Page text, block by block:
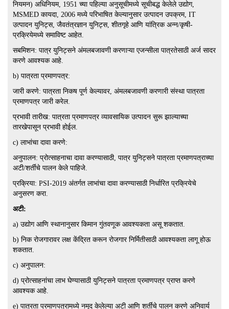
नियमन) अधिनियम, 1951 च्या पहिल्या अनुसूचीमध्ये सूचीबद्ध केलेले उद्योग,
MSMED कायदा, 2006 मध्ये परिभाषित केल्यानुसार उत्पादन उपक्रम, IT
उत्पादन युनिट्स, जैवतंत्रज्ञान युनिट्स, शीतगृहे आणि यांत्रिक अन्न/कृषी-
प्रक्रियेमध्ये समाविष्ट आहेत.
सबमिशन: पात्र युनिट्सने अंमलबजावणी करणाऱ्या एजन्सीला पात्रतेसाठी अर्ज सादर
करणे आवश्यक आहे.
b) पात्रता प्रमाणपत्र:
जारी करणे: पात्रता निकष पूर्ण केल्यावर, अंमलबजावणी करणारी संस्था पात्रता
प्रमाणपत्र जारी करेल.
प्रभावी तारीख: पात्रता प्रमाणपत्र व्यावसायिक उत्पादन सुरू झाल्याच्या
तारखेपासून प्रभावी होईल.
c) लाभांचा दावा करणे:
अनुपालन: प्रोत्साहनाचा दावा करण्यासाठी, पात्र युनिट्सने पात्रता प्रमाणपत्राच्या
अटी/शर्तींचे पालन केले पाहिजे.
प्रक्रिया: PSI-2019 अंतर्गत लाभांचा दावा करण्यासाठी निर्धारित प्रक्रियेचे
अनुसरण करा.
अटी:
a) उद्योग आणि स्थानानुसार किमान गुंतवणूक आवश्यकता असू शकतात.
b) निक रोजगारावर लक्ष केंद्रित करून रोजगार निर्मितीसाठी आवश्यकता लागू होऊ
शकतात.
c) अनुपालन:
d) प्रोत्साहनांचा लाभ घेण्यासाठी युनिट्सने पात्रता प्रमाणपत्र प्राप्त करणे
आवश्यक आहे.
e) पात्रता प्रमाणपत्रामध्ये नमूद केलेल्या अटी आणि शर्तींचे पालन करणे अनिवार्य